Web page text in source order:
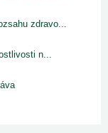
zdravo...
n...